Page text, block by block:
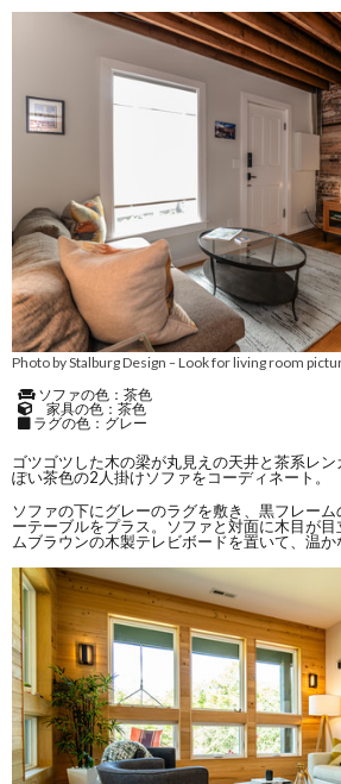
Photo by Stalburg Design –Look for living room
ソファの色：茶色
家具の色：茶色
ラグの色：グレー
ゴツゴツした木の梁が丸見えの天井と茶系レ
ぽい茶色の2人掛けソファをコーディネート。
ソファの下にグレーのラグを敷き、黒フレー
ーテーブルをプラス。ソファと対面に木目が
ムブラウンの木製テレビボードを置いて、温か